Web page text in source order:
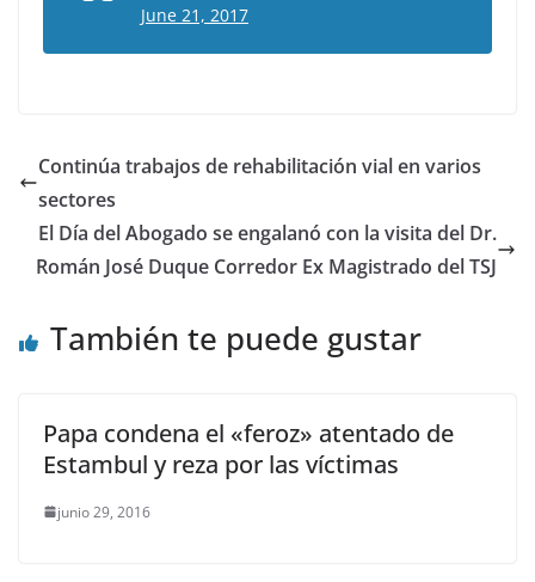
June 21, 2017
Continúa trabajos de rehabilitación vial en varios
sectores
El Día del Abogado se engalanó con la visita del Dr.
Román José Duque Corredor Ex Magistrado del TSJ
También te puede gustar
Papa condena el «feroz» atentado de
Estambul y reza por las víctimas
junio 29, 2016